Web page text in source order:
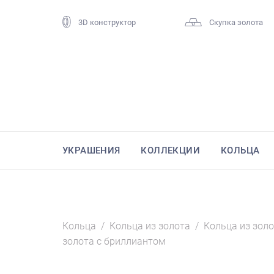
3D конструктор Скупка золота
УКРАШЕНИЯ КОЛЛЕКЦИИ КОЛЬЦА
Кольца / Кольца из золота / Кольца из
золота с бриллиантом